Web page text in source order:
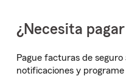
¿Necesita
Pague facturas de
notificaciones y